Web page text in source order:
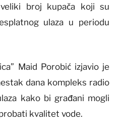
broj kupača koji su
ulaza u periodu
Maid Porobić izjavio je
dana kompleks radio
kako bi građani mogli
kvalitet vode.